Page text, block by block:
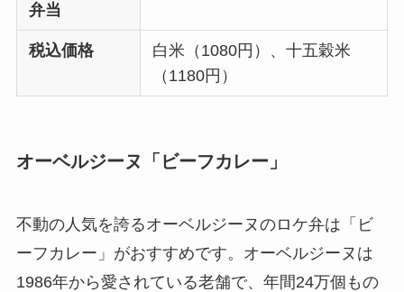
弁当
税込価格
白米（1080円）、十五穀米
（1180円）
オーベルジーヌ「ビーフカレー」
不動の人気を誇るオーベルジーヌのロケ弁は「ビ
ーフカレー」がおすすめです。オーベルジーヌは
1986年から愛されている老舗で、年間24万個もの